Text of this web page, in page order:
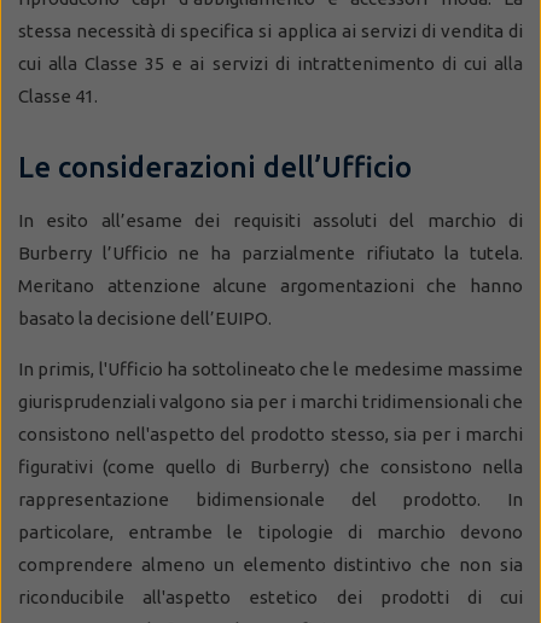
stessa necessità di specifica si applica ai servizi di vendita di
cui alla Classe 35 e ai servizi di intrattenimento di cui alla
Classe 41.
Le considerazioni dell’Ufficio
In esito all’esame dei requisiti assoluti del marchio di
Burberry l’Ufficio ne ha parzialmente rifiutato la tutela.
Meritano attenzione alcune argomentazioni che hanno
basato la decisione dell’EUIPO.
In primis, l'Ufficio ha sottolineato che le medesime massime
giurisprudenziali valgono sia per i marchi tridimensionali che
consistono nell'aspetto del prodotto stesso, sia per i marchi
figurativi (come quello di Burberry) che consistono nella
rappresentazione bidimensionale del prodotto. In
particolare, entrambe le tipologie di marchio devono
comprendere almeno un elemento distintivo che non sia
riconducibile all'aspetto estetico dei prodotti di cui